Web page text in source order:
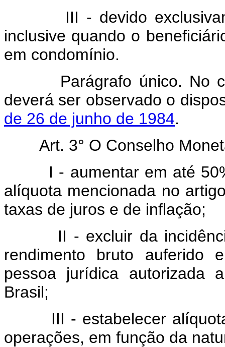
III - devido
inclusive quando o
em condomínio.
Parágrafo único. No
deverá ser observado o
de 26 de junho de 1984.
Art. 3° O Conselho
I - aumentar em até 50%
alíquota mencionada no
taxas de juros e de inflação;
II - excluir da incidência
rendimento bruto auferido
pessoa jurídica autorizada
Brasil;
III - estabelecer alíquotas
operações, em função da